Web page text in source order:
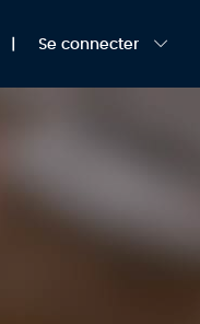
Se connecter